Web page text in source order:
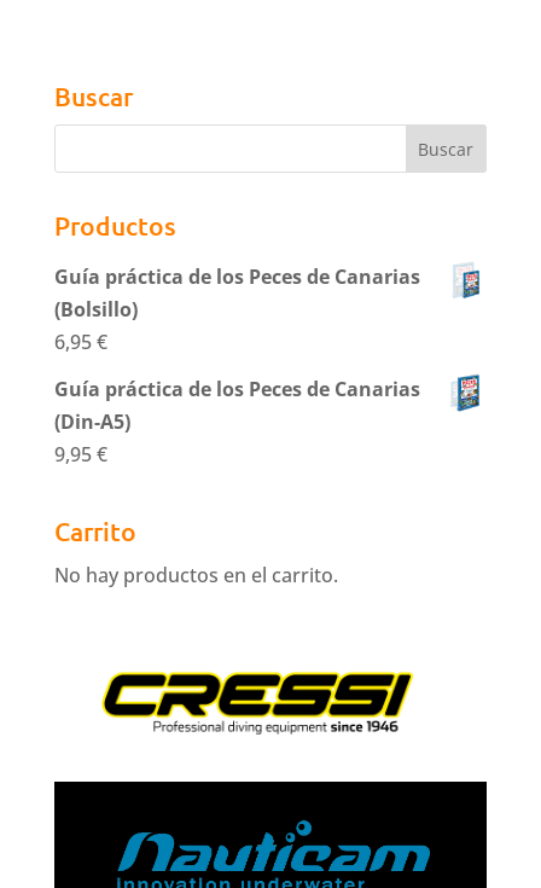
Buscar
Productos
Guía práctica de los Peces de Canarias
(Bolsillo)
6,95€
Guía práctica de los Peces de Canarias
(Din-A5)
9,95€
Carrito
No hay productos en el carrito.